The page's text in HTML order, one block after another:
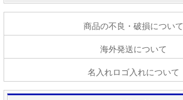
商品の不良・破損について
海外発送について
名入れロゴ入れについて